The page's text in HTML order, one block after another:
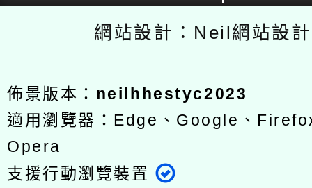
網站設計：Neil網站設
佈景版本： neilhhestyc2023
適用瀏覽器：Edge、Google、
Opera
支援行動瀏覽裝置